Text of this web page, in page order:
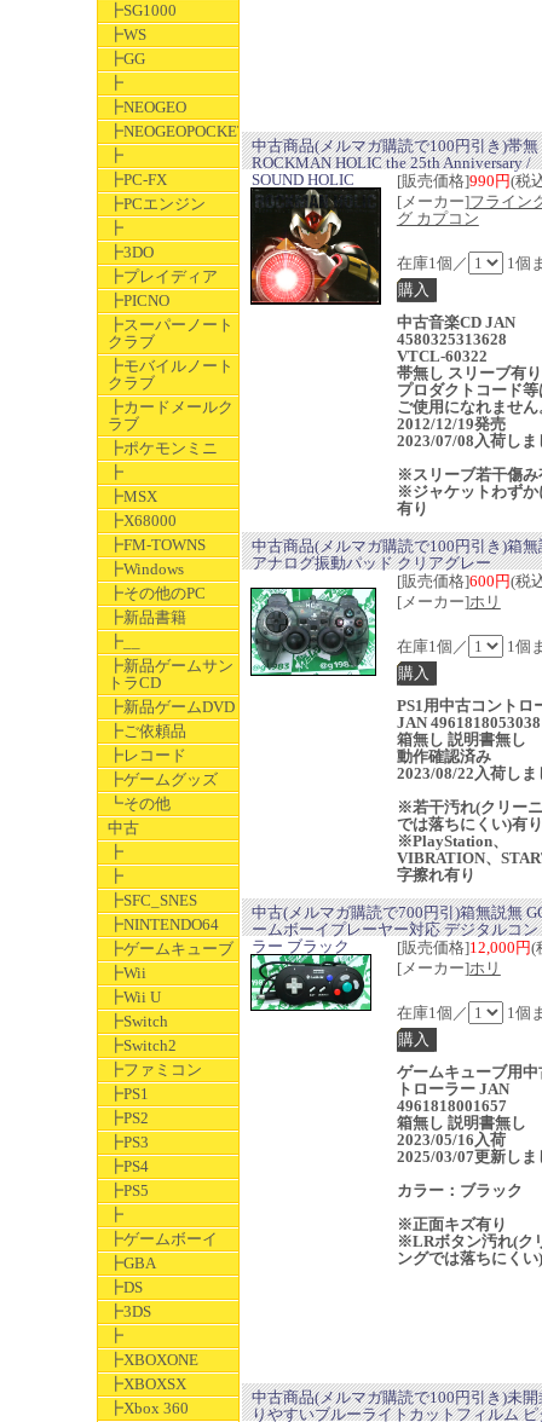
┣SG1000
┣WS
┣GG
┣
┣NEOGEO
┣NEOGEOPOCKET
┣
┣PC-FX
┣PCエンジン
┣
┣3DO
┣プレイディア
┣PICNO
┣スーパーノート
クラブ
┣モバイルノート
クラブ
┣カードメールク
ラブ
┣ポケモンミニ
┣
┣MSX
┣X68000
┣FM-TOWNS
┣Windows
┣その他のPC
┣新品書籍
┣__
┣新品ゲームサン
トラCD
┣新品ゲームDVD
┣ご依頼品
┣レコード
┣ゲームグッズ
┗その他
中古
┣
┣
┣SFC_SNES
┣NINTENDO64
┣ゲームキューブ
┣Wii
┣Wii U
┣Switch
┣Switch2
┣ファミコン
┣PS1
┣PS2
┣PS3
┣PS4
┣PS5
┣
┣ゲームボーイ
┣GBA
┣DS
┣3DS
┣
┣XBOXONE
┣XBOXSX
┣Xbox 360
中古商品(メルマガ購読で100円引き)帯無
ROCKMAN HOLIC the 25th Anniversary /
SOUND HOLIC
[販売価格]990円(税
[メーカー]フライン
グ カプコン
在庫1個／ 1個
中古音楽CD JAN
4580325313628
VTCL-60322
帯無し スリーブ有り
プロダクトコード
ご使用になれません
2012/12/19発売
2023/07/08入荷しま
※スリーブ若干傷み
※ジャケットわずか
有り
中古商品(メルマガ購読で100円引き)箱無
アナログ振動パッド クリアグレー
[販売価格]600円(税
[メーカー]ホリ
在庫1個／ 1個
PS1用中古コントロ
JAN 4961818053038
箱無し 説明書無し
動作確認済み
2023/08/22入荷しま
※若干汚れ(クリー
では落ちにくい)有り
※PlayStation、
VIBRATION、
字擦れ有り
中古(メルマガ購読で700円引)箱無説無
ームボーイプレーヤー対応 デジタルコ
ラー ブラック
[販売価格]12,000円(
[メーカー]ホリ
在庫1個／ 1個
ゲームキューブ用中
トローラー JAN
4961818001657
箱無し 説明書無し
2023/05/16入荷
2025/03/07更新しま
カラー：ブラック
※正面キズ有り
※LRボタン汚れ(ク
ングでは落ちにくい
中古商品(メルマガ購読で100円引き)未開
りやすいブルーライトカットフィルム